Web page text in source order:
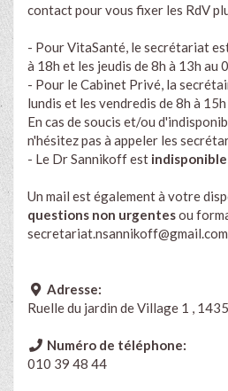
contact pour vous fixer les RdV
- Pour VitaSanté, le secrétariat
à 18h et les jeudis de 8h à 13h au
- Pour le Cabinet Privé, la
lundis et les vendredis de 8h à
En cas de soucis et/ou
n'hésitez pas à appeler les
- Le Dr Sannikoff est indisponible
Un mail est également à votre
questions non urgentesou
secretariat.nsannikoff@gmail.com
Adresse:
Ruelle du jardin de Village 1 ,
Numéro de téléphone:
010 39 48 44